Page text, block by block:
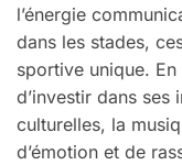
l’énergie
dans les stades,
sportive unique.
d’investir dans
culturelles, la
d’émotion et de